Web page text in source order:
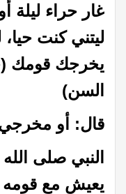
غار حراء ليلة
ليتني كنت
يخرجك قومك
السن)
قال: أو
النبي صلى
يعيش مع قومه